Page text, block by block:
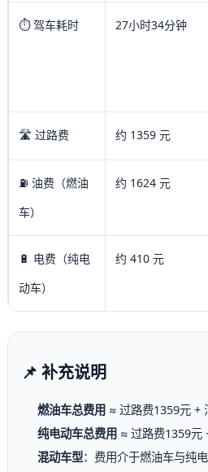
⏱️ 驾车耗时 27小时34分钟
🛣️ 过路费 约 1359 元
⛽ 油费（燃油
车）
约 1624 元
🔋 电费（纯电
动车）
约 410 元
📌 补充说明
燃油车总费用 ≈ 过路费1359元 +
纯电动车总费用 ≈ 过路费1359元
混动车型：费用介于燃油车与纯